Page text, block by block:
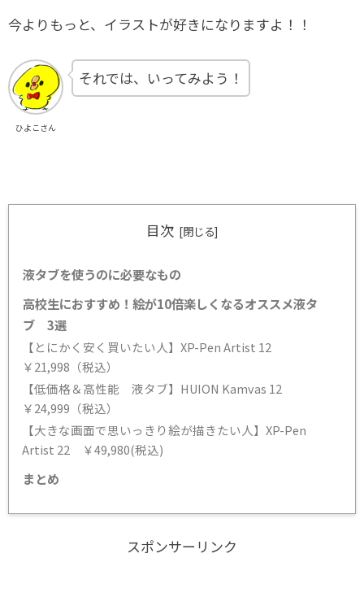
今よりもっと、イラストが好きになりますよ！！
ひよこさん
それでは、いってみよう！
目次
液タブを使うのに必要なもの
高校生におすすめ！絵が10倍楽しくなるオススメ液タ
ブ 3選
【とにかく安く買いたい人】XP-Pen Artist 12
￥21,998（税込）
【低価格＆高性能 液タブ】HUION Kamvas 12
￥24,999（税込）
【大きな画面で思いっきり絵が描きたい人】XP-Pen
Artist 22 ￥49,980(税込)
まとめ
スポンサーリンク